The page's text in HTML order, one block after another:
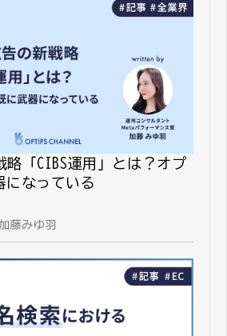
略「CIBS運用」とは？オプ
になっている
藤みゆ羽